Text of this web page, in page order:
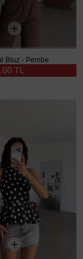
Bluz - Pembe
TL